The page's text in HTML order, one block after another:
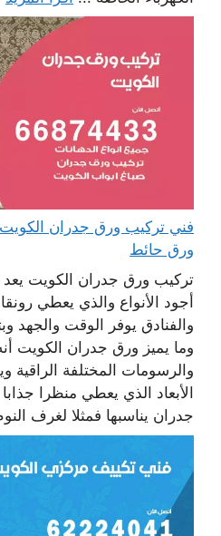
ورق حائط
تركيب ورق جدران الكويت
أجود الأنواع والذي يعطي
والفنادق يوفر الوقت والجهد
وما يميز ورق جدران الكويت أنه
والرسومات المختلفة الراقية
الأبعاد الذي يعطي منظرا
جدران يناسبها فمثلا لغرف